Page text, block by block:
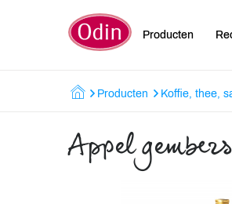
Producten
Producten Koffie, thee,
Appel